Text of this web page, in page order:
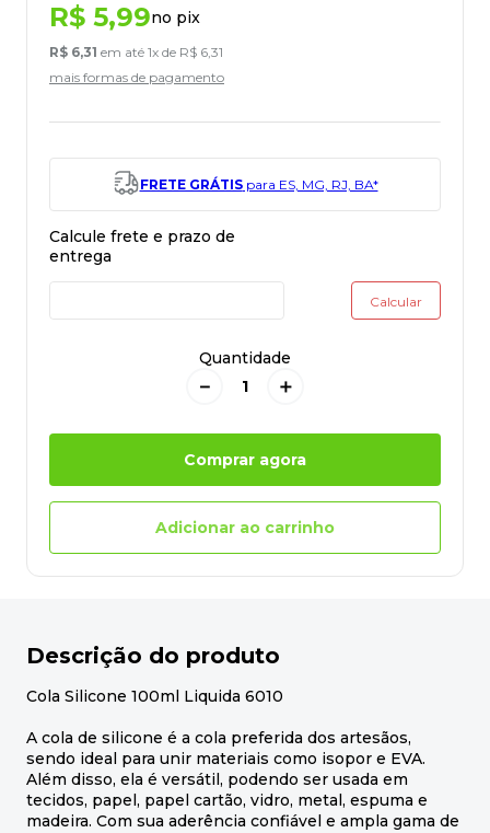
R$ 5,99no pix
R$ 6,31 em até 1x de R$ 6,31
mais formas de pagamento
FRETE GRÁTISpara ES, MG, RJ, BA*
Quantidade
＋
－
Comprar agora
Adicionar ao carrinho
Descrição do produto
Cola Silicone 100ml Liquida 6010
A cola de silicone é a cola preferida dos artesãos,
sendo ideal para unir materiais como isopor e EVA.
Além disso, ela é versátil, podendo ser usada em
tecidos, papel, papel cartão, vidro, metal, espuma e
madeira. Com sua aderência confiável e ampla gama de